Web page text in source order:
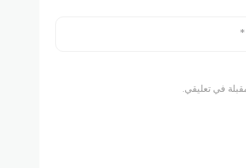
في تعليقي.